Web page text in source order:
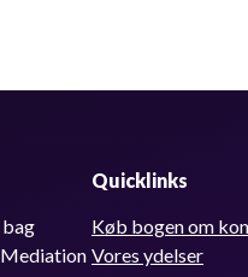
bag
Quicklinks
Køb bogen om
Vores ydelser